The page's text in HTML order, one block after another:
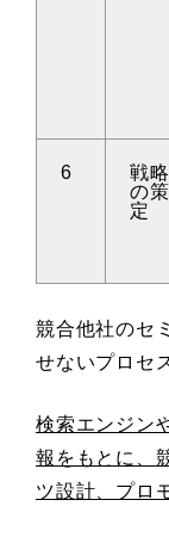
6
戦略
の策
定
競合他社のセ
せないプロセ
検索エンジン
報をもとに、
ツ設計、プロ